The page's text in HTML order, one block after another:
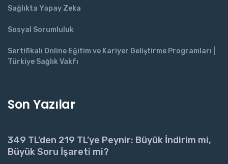
Sağlıkta Yapay Zeka
Sosyal Sorumluluk
Sertifikalı Online Eğitim ve Kariyer Geliştirme Programları |
Türkiye Sağlık Vakfı
Son Yazılar
349 TL’den 219 TL’ye Peynir: Büyük İndirim mi,
Büyük Soru İşareti mi?